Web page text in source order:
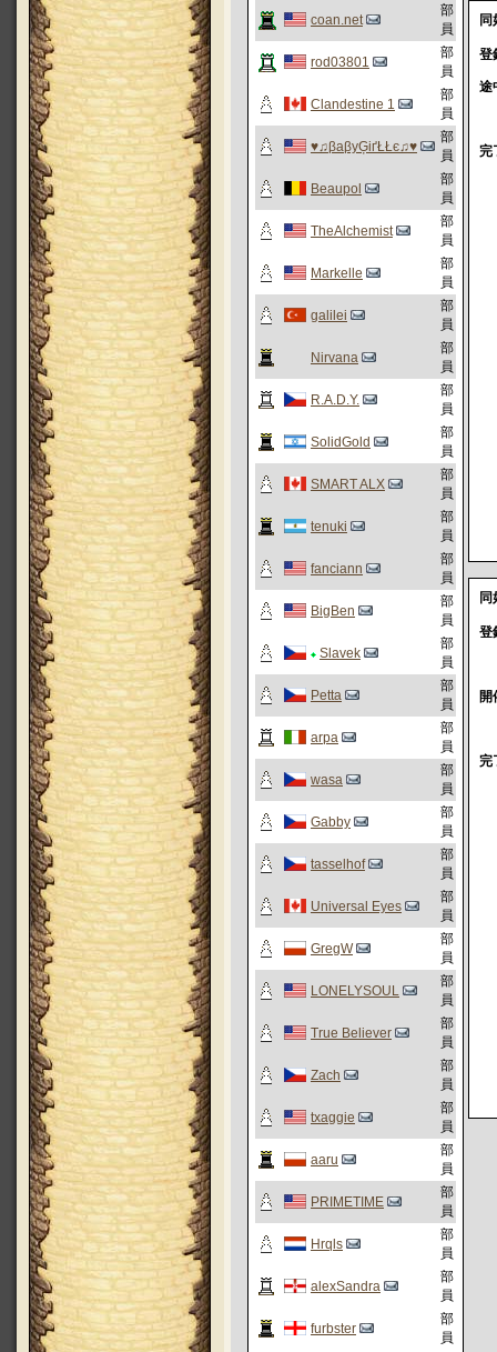
coan.net
部
員
rod03801
部
員
Clandestine 1
部
員
♥♫βaβyĢіґŁŁє♫♥
部
員
Beaupol
部
員
TheAlchemist
部
員
Markelle
部
員
galilei
部
員
Nirvana
部
員
R.A.D.Y.
部
員
SolidGold
部
員
SMART ALX
部
員
tenuki
部
員
fanciann
部
員
BigBen
部
員
Slavek
部
員
Petta
部
員
arpa
部
員
wasa
部
員
Gabby
部
員
tasselhof
部
員
Universal Eyes
部
員
GregW
部
員
LONELYSOUL
部
員
True Believer
部
員
Zach
部
員
txaggie
部
員
aaru
部
員
PRIMETIME
部
員
Hrqls
部
員
alexSandra
部
員
furbster
部
員
同
登
途
完
同
登
開
完